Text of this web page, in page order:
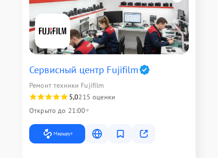
Сервисный центр Fujifilm
Ремонт техники Fujifilm
5,0215 оценки
Открыто до 21:00
Маршрут